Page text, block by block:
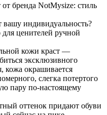
бренда NotMysize: стиль
вашу индивидуальность?
ценителей ручной
кожи краст —
эксклюзивного
кожа окрашивается
слегка потертого
пару по-настоящему
оттенок придают обуви